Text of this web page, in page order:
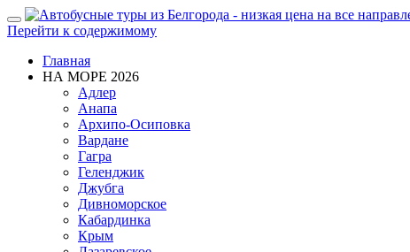
Показать/
Скрыть
Перейти к содержимому
Главная
НА МОРЕ 2026
Адлер
Анапа
Архипо-Осиповка
Вардане
Гагра
Геленджик
Джубга
Дивноморское
Кабардинка
Крым